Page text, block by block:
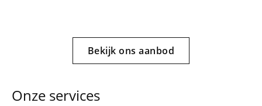
Bekijk ons aanbod
Onze services